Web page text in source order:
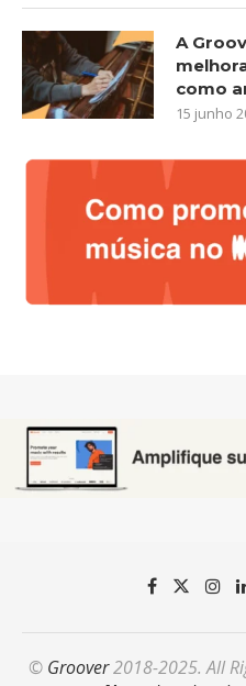
A
como
15 junho
© Groover2018-2025. All